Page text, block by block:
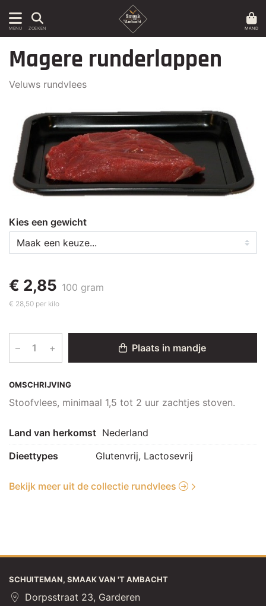
MENU ZOEKEN MAND
OMSCHRIJVING
Stoofvlees, minimaal 1,5 tot 2 uur zachtjes stoven.
Magere runderlappen
Veluws rundvlees
Kies een gewicht
€ 2,85 100 gram
€ 28,50 per kilo
– + Plaats in mandje
Land van herkomst Nederland
Dieettypes
Glutenvrij, Lactosevrij
Bekijk meer uit de collectie rundvlees
SCHUITEMAN, SMAAK VAN 'T AMBACHT
Dorpsstraat 23, Garderen